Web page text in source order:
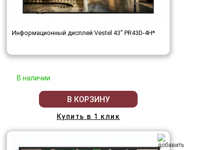
Информационный дисплей Vestel 43" PR43D-4H*
В наличии
В КОРЗИНУ
Купить в 1 клик